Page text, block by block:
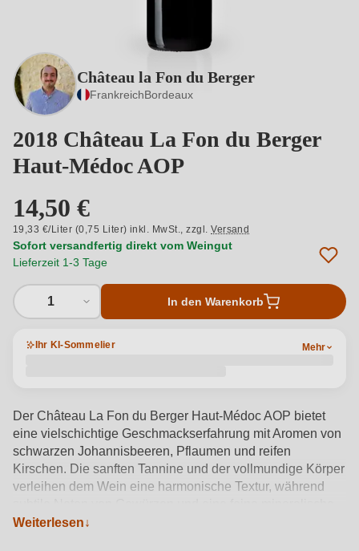
Château la Fon du Berger
FrankreichBordeaux
2018 Château La Fon du Berger
Haut-Médoc AOP
14,50 €
19,33 €/Liter (0,75 Liter) inkl. MwSt.,zzgl.Versand
Sofort versandfertig direkt vom Weingut
Lieferzeit 1-3 Tage
1 In den Warenkorb
Ihr KI-Sommelier Mehr
Der Château La Fon du Berger Haut-Médoc AOP bietet
eine vielschichtige Geschmackserfahrung mit Aromen von
schwarzen Johannisbeeren, Pflaumen und reifen
Kirschen. Die sanften Tannine und der vollmundige Körper
verleihen dem Wein eine harmonische Textur, während
Nuance den Abgang abrunden.
Weiterlesen